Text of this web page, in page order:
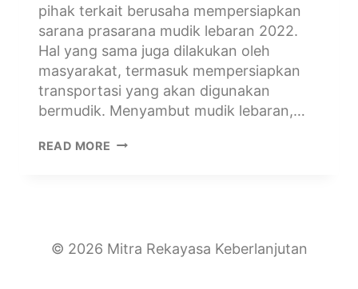
pihak terkait berusaha mempersiapkan
sarana prasarana mudik lebaran 2022.
Hal yang sama juga dilakukan oleh
masyarakat, termasuk mempersiapkan
transportasi yang akan digunakan
bermudik. Menyambut mudik lebaran,…
READ MORE
© 2026 Mitra Rekayasa Keberlanjutan